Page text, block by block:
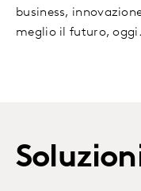
business,
meglio il futuro, oggi.